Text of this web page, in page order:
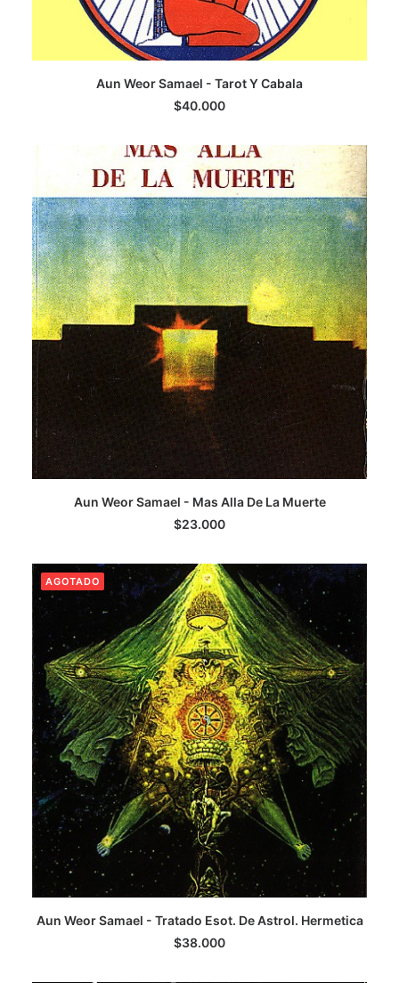
LEER MÁS
Aun Weor Samael - Tarot Y Cabala
$40.000
AGREGAR AL CARRITO
Aun Weor Samael - Mas Alla De La Muerte
$23.000
AGOTADO
LEER MÁS
Aun Weor Samael - Tratado Esot. De Astrol. Hermetica
$38.000